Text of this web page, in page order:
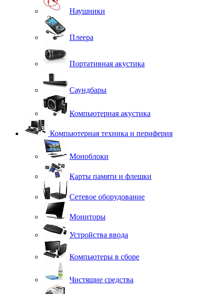
Наушники
Плеера
Портативная акустика
Саундбары
Компьютерная акустика
Компьютерная техника и периферия
Моноблоки
Карты памяти и флешки
Сетевое оборудование
Мониторы
Устройства ввода
Компьютеры в сборе
Чистящие средства